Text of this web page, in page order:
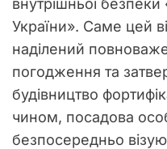
внутрішньої
України». Саме цей
наділений
погодження та
будівництво
чином, посадова
безпосередньо